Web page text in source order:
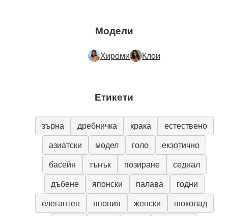
Модели
Хироми Клои
Етикети
зърна дребничка крака
естествено
азиатски
модел голо
екзотично
басейн
тънък позиране
седнал
дъбене
японски палава
годни
елегантен
япония женски
шоколад